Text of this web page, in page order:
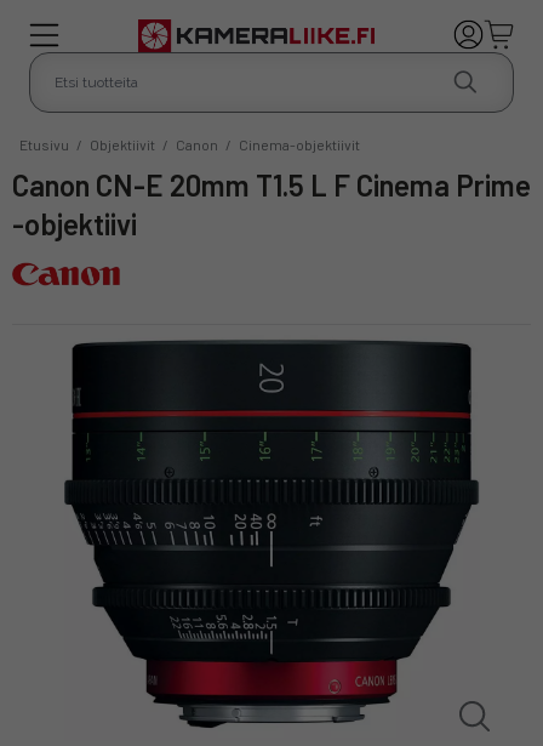
Etusivu / Objektiivit / Canon / Cinema-objektiivit
Canon CN-E 20mm T1.5 L F Cinema Prime
-objektiivi